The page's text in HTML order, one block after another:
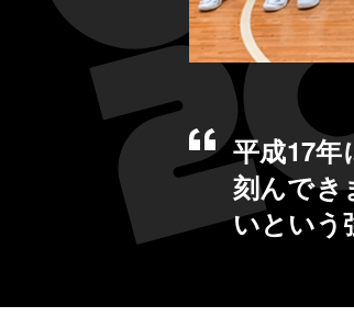
平成17
刻んでき
いという